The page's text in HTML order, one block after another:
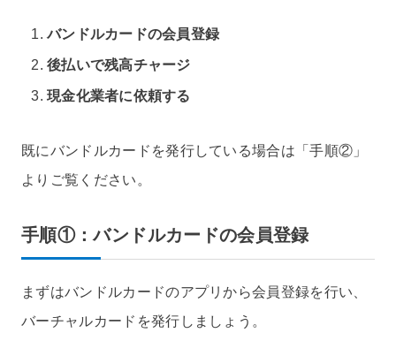
バンドルカードの会員登録
後払いで残高チャージ
現金化業者に依頼する
既にバンドルカードを発行している場合は「手順②」
よりご覧ください。
手順①：バンドルカードの会員登録
まずはバンドルカードのアプリから会員登録を行い、
バーチャルカードを発行しましょう。